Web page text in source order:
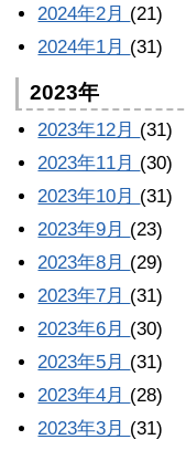
2024年2月 (21)
2024年1月 (31)
2023年
2023年12月 (31)
2023年11月 (30)
2023年10月 (31)
2023年9月 (23)
2023年8月 (29)
2023年7月 (31)
2023年6月 (30)
2023年5月 (31)
2023年4月 (28)
2023年3月 (31)